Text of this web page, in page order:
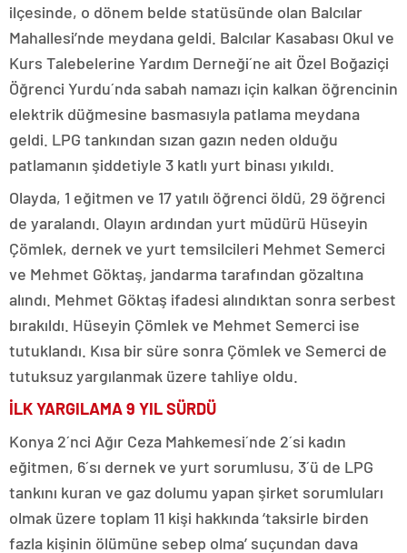
ilçesinde, o dönem belde statüsünde olan Balcılar
Mahallesi’nde meydana geldi. Balcılar Kasabası Okul ve
Kurs Talebelerine Yardım Derneği´ne ait Özel Boğaziçi
Öğrenci Yurdu´nda sabah namazı için kalkan öğrencinin
elektrik düğmesine basmasıyla patlama meydana
geldi. LPG tankından sızan gazın neden olduğu
patlamanın şiddetiyle 3 katlı yurt binası yıkıldı.
Olayda, 1 eğitmen ve 17 yatılı öğrenci öldü, 29 öğrenci
de yaralandı. Olayın ardından yurt müdürü Hüseyin
Çömlek, dernek ve yurt temsilcileri Mehmet Semerci
ve Mehmet Göktaş, jandarma tarafından gözaltına
alındı. Mehmet Göktaş ifadesi alındıktan sonra serbest
bırakıldı. Hüseyin Çömlek ve Mehmet Semerci ise
tutuklandı. Kısa bir süre sonra Çömlek ve Semerci de
tutuksuz yargılanmak üzere tahliye oldu.
İLK YARGILAMA 9 YIL SÜRDÜ
Konya 2´nci Ağır Ceza Mahkemesi´nde 2´si kadın
eğitmen, 6´sı dernek ve yurt sorumlusu, 3´ü de LPG
tankını kuran ve gaz dolumu yapan şirket sorumluları
olmak üzere toplam 11 kişi hakkında ‘taksirle birden
fazla kişinin ölümüne sebep olma’ suçundan dava